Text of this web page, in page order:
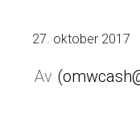
27. oktober 2017